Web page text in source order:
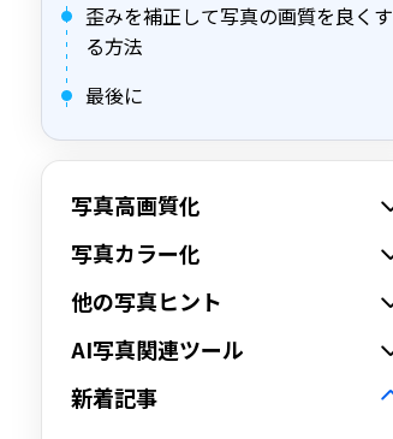
歪みを補正して写真の画質を良くす
る方法
最後に
写真高画質化
写真カラー化
他の写真ヒント
AI写真関連ツール
新着記事